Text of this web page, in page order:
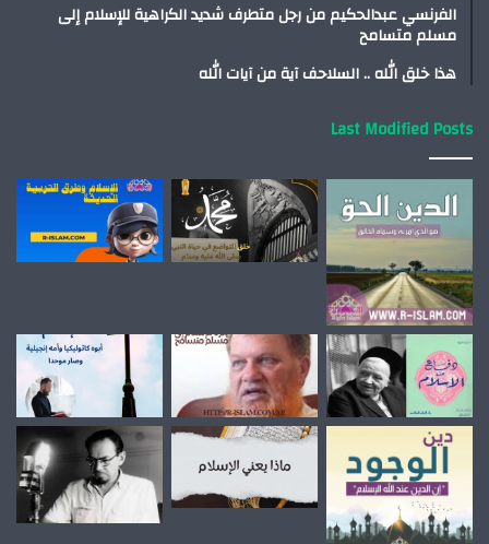
الفرنسي عبدالحكيم من رجل متطرف شديد الكراهية للإسلام إلى
مسلم متسامح
هذا خلق الله .. السلاحف آية من آيات الله
Last Modified Posts